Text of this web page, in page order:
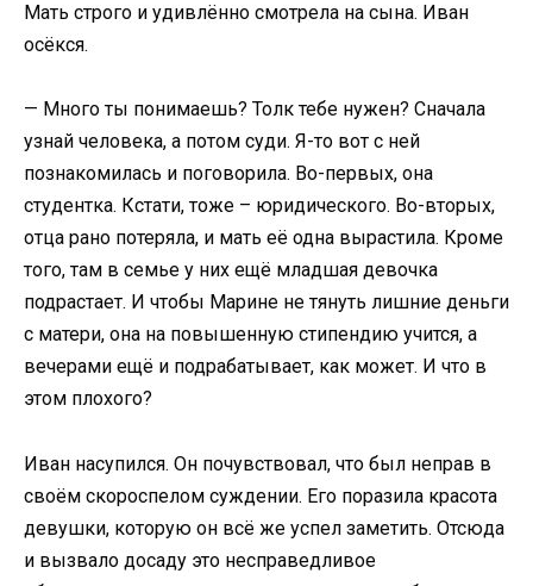
Мать строго и удивлённо смотрела на сына. Иван
осёкся.
— Много ты понимаешь? Толк тебе нужен? Сначала
узнай человека, а потом суди. Я-то вот с ней
познакомилась и поговорила. Во-первых, она
студентка. Кстати, тоже – юридического. Во-вторых,
отца рано потеряла, и мать её одна вырастила. Кроме
того, там в семье у них ещё младшая девочка
подрастает. И чтобы Марине не тянуть лишние деньги
с матери, она на повышенную стипендию учится, а
вечерами ещё и подрабатывает, как может. И что в
этом плохого?
Иван насупился. Он почувствовал, что был неправ в
своём скороспелом суждении. Его поразила красота
девушки, которую он всё же успел заметить. Отсюда
и вызвало досаду это несправедливое